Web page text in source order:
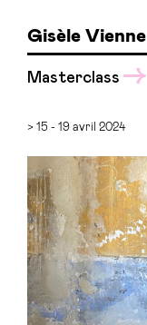
Gisèle Vienne
Masterclass
> 15 - 19 avril 2024